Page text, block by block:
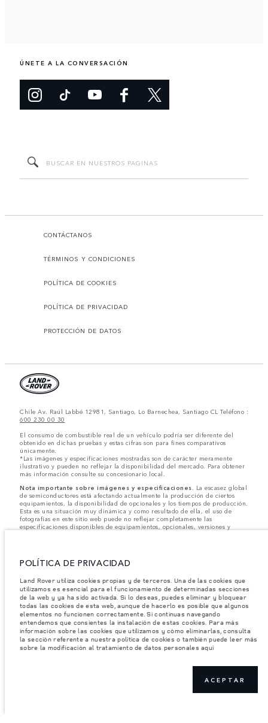
ÚNETE A LA CONVERSACIÓN
CONTÁCTANOS
TÉRMINOS Y CONDICIONES
POLÍTICA DE COOKIES
POLÍTICA DE PRIVACIDAD
PROTECCIÓN DE DATOS
Chile Av. Raúl Labbé 12981, Santiago, Lo Barnechea, Santiago CL Teléfono :
600 230 00 30
El consumo de combustible real de un vehículo podría ser diferente del
obtenido en dichas pruebas y estas cifras son para fines comparativos
únicamente.
*Las imágenes y especificaciones mostradas son de carácter meramente
ilustrativo y pueden no reflejar la disponibilidad del mercado. Para obtener
más información consulte su concesionario local.
Nota importante sobre imágenes y especificaciones. La escasez global
de semiconductores está afectando actualmente la producción de ciertos
equipamientos, la disponibilidad de opcionales y los tiempos de producción.
Esta es una situación muy dinámica y como resultado de ella, el uso de
fotografías en este sitio web puede no reflejar completamente las
especificaciones disponibles de equipamientos, opcionales, versiones y
únicamente en las especificaciones e imágenes mostradas en este sitio web.
las especificaciones, el diseño y la producción de sus vehículos, piezas y
accesorios, por lo que se producen modificaciones de forma continua y sin
previo aviso. Según el modelo, algunas funciones serán opcionales o
vendrán incluidas de serie. La información, las especificaciones, los motores
y los colores que aparecen en esta página web se basan en las
especificaciones europeas. Estos pueden variar en función del mercado y
pueden ser modificados sin previo aviso. Algunos vehículos se muestran con
equipamiento opcional y accesorios originales que pueden no estar
disponibles en todos los mercados. Ponte en contacto con tu concesionario
local para consultar disponibilidad y precios.
Los pesos indicados reflejan la especificación estándar del vehículo. Los
afectarán la carga útil. Asegúrese de que el Peso Bruto del Vehículo y las
POLÍTICA DE PRIVACIDAD
Land Rover utiliza cookies propias y de terceros. Una de las cookies que
utilizamos es esencial para el funcionamiento de determinadas secciones
de la web y ya ha sido activada. Si lo deseas, puedes eliminar y bloquear
todas las cookies de esta web, aunque de hacerlo es posible que algunos
elementos no funcionen correctamente. Si continuas navegando
entendemos que consientes la instalación de estas cookies. Para más
información sobre las cookies que utilizamos y cómo eliminarlas, consulta
la sección referente a nuestra política de cookies o también puede leer más
sobre la modificación al tratamiento de datos personales aquí
ACEPTAR